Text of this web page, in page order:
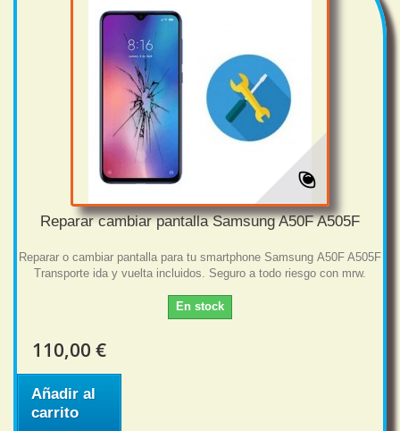
Reparar cambiar pantalla Samsung A50F A505F
Reparar o cambiar pantalla para tu smartphone Samsung A50F A505F
Transporte ida y vuelta incluidos. Seguro a todo riesgo con mrw.
En stock
110,00 €
Añadir al
carrito